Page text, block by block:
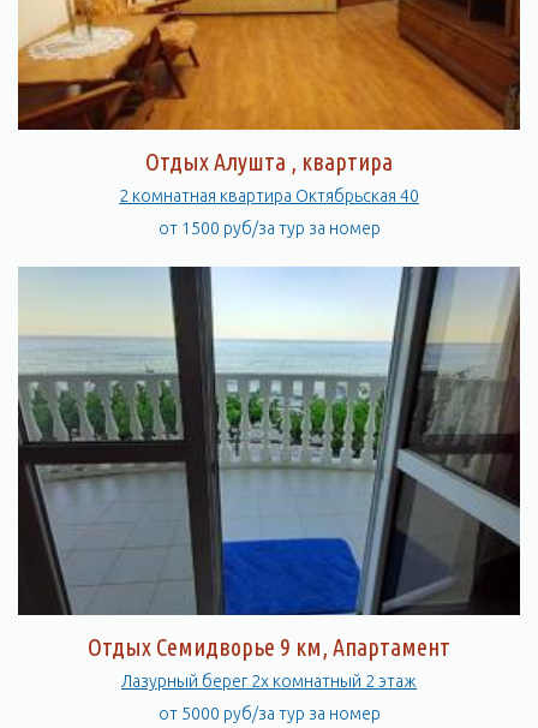
Отдых Алушта , квартира
2 комнатная квартира Октябрьская 40
от 1500 руб/за тур за номер
Отдых Семидворье 9 км, Апартамент
Лазурный берег 2х комнатный 2 этаж
от 5000 руб/за тур за номер